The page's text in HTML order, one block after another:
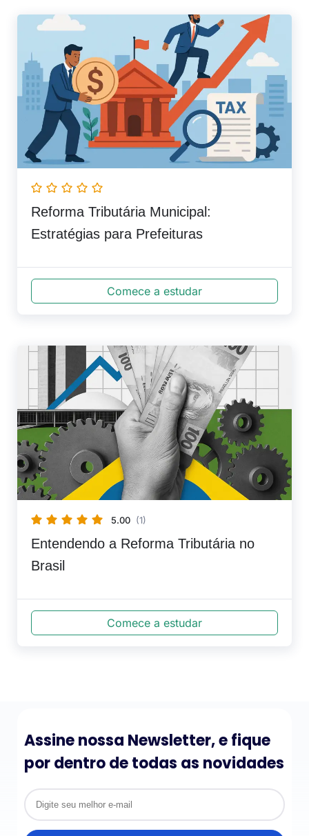
Reforma Tributária Municipal:
Estratégias para Prefeituras
Comece a estudar
5.00 (1)
Entendendo a Reforma Tributária no
Brasil
Comece a estudar
Assine nossa Newsletter, e fique
por dentro de todas as novidades